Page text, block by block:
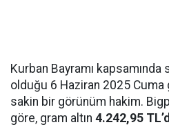
Kurban Bayramı kapsamında
olduğu 6 Haziran 2025 Cuma
sakin bir görünüm hakim.
göre, gram altın 4.242,95